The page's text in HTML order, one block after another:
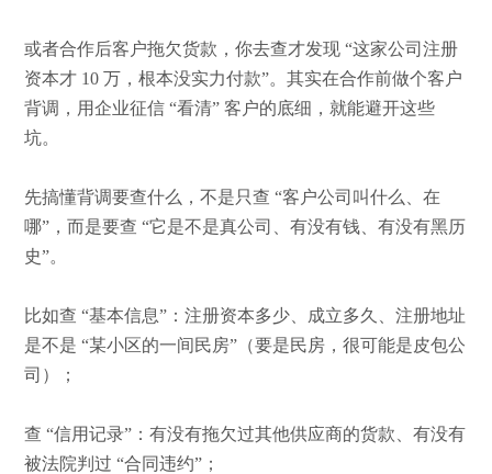
或者合作后客户拖欠货款，你去查才发现 “这家公司注册
资本才 10 万，根本没实力付款”。其实在合作前做个客户
背调，用企业征信 “看清” 客户的底细，就能避开这些
坑。
先搞懂背调要查什么 ，不是只查 “客户公司叫什么、在
哪”，而是要查 “它是不是真公司、有没有钱、有没有黑历
史”。
比如查 “基本信息”：注册资本多少、成立多久、注册地址
是不是 “某小区的一间民房”（要是民房，很可能是皮包公
司）；
查 “信用记录”：有没有拖欠过其他供应商的货款、有没有
被法院判过 “合同违约”；